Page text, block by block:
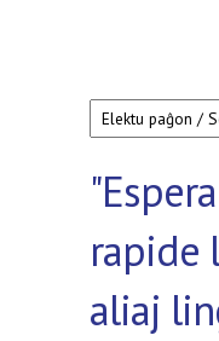
rapide
aliaj